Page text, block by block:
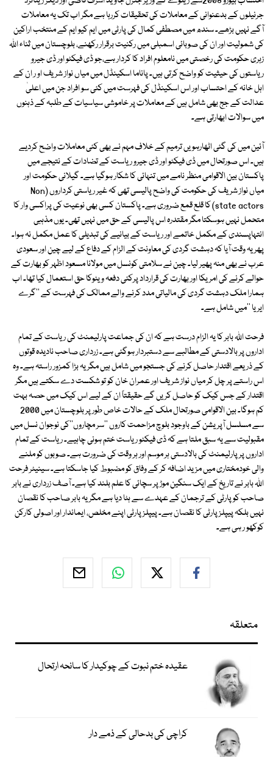
جرنیلوں کے بدعنوانی کے معاملات کی تحقیقات کررہا ہے مگر اب تک یہ معاملات
آگے نہیں بڑھے۔ سندھ میں مصطفی کمال کی پارٹی میں ایم کیو ایم کے منتخب اراکین
کی شمولیت اور ان کی صوبائی اسمبلی میں رکنیت برقرار رکھنے، بلوچستان میں ثناء اﷲ
زہری حکومت کی رخصتی میں نامعلوم افراد کا کردار ہے،جو ڈی فیکٹو اور ڈی جیرو
ریاستوں کی حیثیت کو واضح کرتی ہیں۔ پاناما اسکینڈل میں میاں نواز شریف او ر ان کے
اہل خانہ کے احتساب اور اس اسکینڈل کی فہرست میں کئی سو افراد جن میں اعلیٰ
عدالت کے جج بھی شامل ہیں کے معاملات پر خاموشی سیاسیات کے طلبہ کے ذہنوں
میں سوالات ابھارتی ہے۔
آئین میں کی گئی اٹھارہویں ترمیم کے خلاف مہم نے بھی کئی معاملات واضح کردیے
ہیں۔ اس صورتحال میں ڈی فیکٹو اور ڈی جیرو ریاست کے تضادات کے نتیجے میں
پاکستان بین الاقوامی منظر نامے میں تنہائی کا شکار ہوگیا ہے۔ گیلانی حکومت اور
میاں نواز شریف کی حکومت کی واضح پالیسی تھی کہ غیر ریاستی کرداروں (Non
state actors) کا قلع قمع ضروری ہے۔ پاکستان کسی بھی نوعیت کی پراکسی وار کا
متحمل نہیں ہوسکتا مگر مقتدرہ اس پالیسی کے حق میں نہیں تھی۔ یوں مذہبی
انتہاپسندی کے مکمل خاتمے اور ریاست کے بیانیے کی تبدیلی کا عمل مکمل نہ ہوا۔
پھر یہ وقت آیا کہ دہشت گردی کی معاونت کے الزام کے دفاع کے لیے چین اور سعودی
عرب نے بھی منہ پھیر لیا۔ چین نے سلامتی کونسل میں مولانا مسعود اظہر کو بھارت کے
حوالے کرنے کی امریکا اور بھارت کی قرارداد پرکئی دفعہ ویٹوکا حق استعمال کیا تھا۔ اب
ہمارا ملک دہشت گردی کی مالیاتی مدد کرنے والے ممالک کی فہرست کے ''گرے
ایریا ''میں شامل ہے۔
فرحت اﷲ بابر کا یہ الزام درست ہے کہ ان کی جماعت پارلیمنٹ کی ریاست کے تمام
اداروں پر بالادستی کے مطالبے سے دستبردار ہوگئی ہے۔ زرداری صاحب نادیدہ قوتوں
کے ذریعے اقتدار حاصل کرنے کی جستجو میں شامل ہیں مگر یہ بڑا کمزور راستہ ہے۔ وہ
اس راستے پر چل کر میاں نواز شریف اور عمران خان کو تو شکست دے سکتے ہیں مگر
اقتدار کے جس کیک کو حاصل کریں گے حقیقتاً ان کے لیے اس کیک میں حصہ بہت
کم ہوگا۔ بین الاقوامی صورتحال ملک کے حالات خاص طور پر بلوچستان میں 2000
سے مسلسل آپریشن کے باوجود بلوچ مزاحمت کاروں ''سر مچاروں''کی نوجوان نسل میں
مقبولیت سے یہ سبق ملتا ہے کہ ڈی فیکٹو ریاست ختم ہونی چاہیے۔ ریاست کے تمام
اداروں پر پارلیمنٹ کی بالادستی ہر موسم اور ہر وقت کی ضرورت ہے۔ صوبوں کو ملنے
والی خودمختاری میں مزید اضافہ کر کے وفاق کو مضبوط کیا جاسکتا ہے۔ سینیٹر فرحت
اﷲ بابر نے تاریخ کے ایک سنگین موڑ پر سچائی کا علم بلند کیا ہے۔ آصف زرداری نے بابر
صاحب کو پارٹی کے ترجمان کے عہدے سے ہٹا دیا ہے مگر یہ بابر صاحب کا نقصان
نہیں بلکہ پیپلز پارٹی کا نقصان ہے۔ پیپلز پارٹی اپنے مخلص، ایماندار اور اصولی کارکن
کوکھو ر ہی ہے۔
متعلقہ
عقیدہ ختم نبوت کے چوکیدار کا سانحہ ارتحال
کراچی کی بدحالی کے ذمے دار